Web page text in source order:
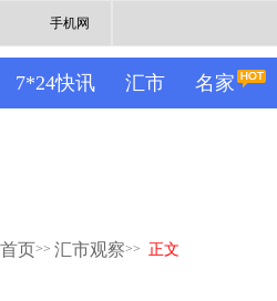
手机网
7*24快讯 汇市 名家
首页>> 汇市观察>> 正文